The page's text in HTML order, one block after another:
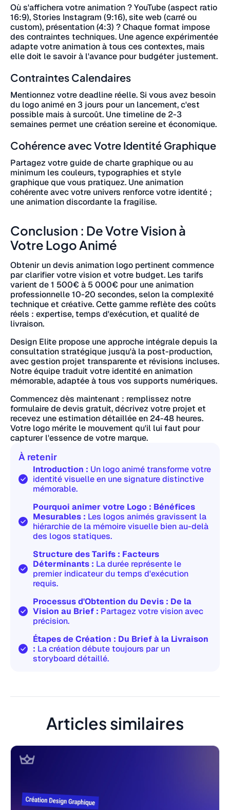
Où s'affichera votre animation ? YouTube (aspect ratio
16:9), Stories Instagram (9:16), site web (carré ou
custom), présentation (4:3) ? Chaque format impose
des contraintes techniques. Une agence expérimentée
adapte votre animation à tous ces contextes, mais
elle doit le savoir à l'avance pour budgéter justement.
Contraintes Calendaires
Mentionnez votre deadline réelle. Si vous avez besoin
du logo animé en 3 jours pour un lancement, c'est
possible mais à surcoût. Une timeline de 2-3
semaines permet une création sereine et économique.
Cohérence avec Votre Identité Graphique
Partagez votre guide de charte graphique ou au
minimum les couleurs, typographies et style
graphique que vous pratiquez. Une animation
cohérente avec votre univers renforce votre identité ;
une animation discordante la fragilise.
Conclusion : De Votre Vision à
Votre Logo Animé
Obtenir un devis animation logo pertinent commence
par clarifier votre vision et votre budget. Les tarifs
varient de 1 500€ à 5 000€ pour une animation
professionnelle 10-20 secondes, selon la complexité
technique et créative. Cette gamme reflète des coûts
réels : expertise, temps d'exécution, et qualité de
livraison.
Design Elite propose une approche intégrale depuis la
consultation stratégique jusqu'à la post-production,
avec gestion projet transparente et révisions incluses.
Notre équipe traduit votre identité en animation
mémorable, adaptée à tous vos supports numériques.
Commencez dès maintenant : remplissez notre
formulaire de devis gratuit, décrivez votre projet et
recevez une estimation détaillée en 24-48 heures.
Votre logo mérite le mouvement qu'il lui faut pour
capturer l'essence de votre marque.
À retenir
Introduction : Un logo animé transforme votre
identité visuelle en une signature distinctive
mémorable.
Pourquoi animer votre Logo : Bénéfices
Mesurables : Les logos animés gravissent la
hiérarchie de la mémoire visuelle bien au-delà
des logos statiques.
Structure des Tarifs : Facteurs
Déterminants : La durée représente le
premier indicateur du temps d'exécution
requis.
Processus d'Obtention du Devis : De la
Vision au Brief : Partagez votre vision avec
précision.
Étapes de Création : Du Brief à la Livraison
: La création débute toujours par un
storyboard détaillé.
Articles similaires